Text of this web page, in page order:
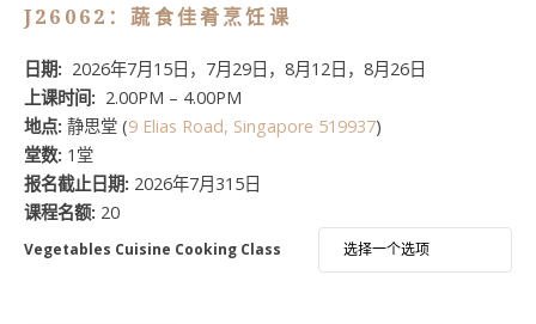
J26062：蔬食佳肴烹饪课
日期: 2026年7月15日，7月29日，8月12日，8月26日
上课时间: 2.00PM – 4.00PM
地点: 静思堂 (9 Elias Road, Singapore 519937)
堂数: 1堂
报名截止日期: 2026年7月315日
课程名额: 20
Vegetables Cuisine Cooking Class